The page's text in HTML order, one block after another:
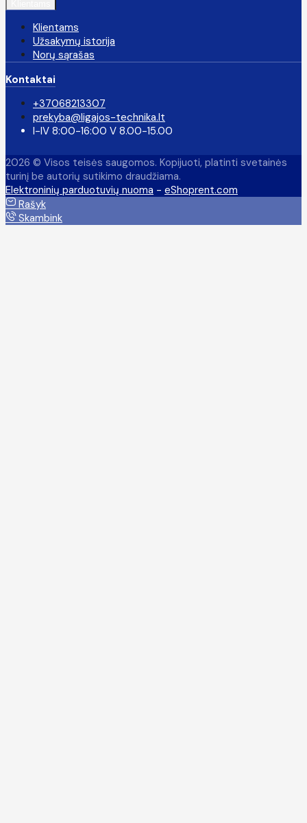
Klientams
Užsakymų istorija
Norų sąrašas
Kontaktai
+37068213307
prekyba@ligajos-technika.lt
I-IV 8:00-16:00 V 8.00-15.00
2026 © Visos teisės saugomos. Kopijuoti, platinti svetainės
turinį be autorių sutikimo draudžiama.
Elektroninių parduotuvių nuoma - eShoprent.com
Rašyk
Skambink